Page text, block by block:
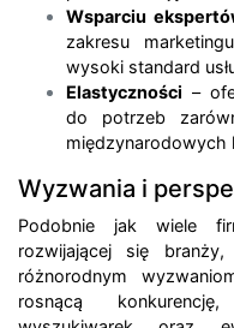
Wsparciu
zakresu
wysoki standard
Elastyczności –
do potrzeb
międzynarodowych
Wyzwania i
Podobnie jak wiele
rozwijającej się
różnorodnym
rosnącą